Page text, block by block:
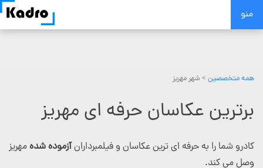
Skip
منو
همه متخصصین > شهر مهریز
برترین عکاسان حرفه ای مهریز
کادرو شما را به حرفه ای ترین عکاسان و فیلمبردارانآزموده شدهمهریز
وصل می کند.